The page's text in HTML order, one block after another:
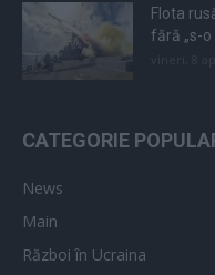
Flota
fără „s-o
CATEGORIE
News
Main
Război în Ucraina